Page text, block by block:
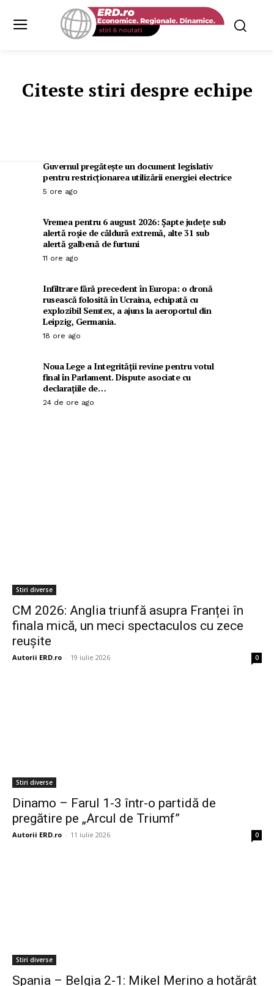
Citeste stiri despre echipe
Guvernul pregătește un document legislativ
pentru restricționarea utilizării energiei electrice
5 ore ago
Vremea pentru 6 august 2026: Șapte județe sub
alertă roșie de căldură extremă, alte 31 sub
alertă galbenă de furtuni
11 ore ago
Infiltrare fără precedent în Europa: o dronă
rusească folosită în Ucraina, echipată cu
explozibil Semtex, a ajuns la aeroportul din
Leipzig, Germania.
18 ore ago
Noua Lege a Integrității revine pentru votul
final în Parlament. Dispute asociate cu
declarațiile de…
24 de ore ago
Stiri diverse
CM 2026: Anglia triunfă asupra Franței în
finala mică, un meci spectaculos cu zece
reușite
Autorii ERD.ro - 19 iulie 2026 0
Stiri diverse
Dinamo – Farul 1-3 într-o partidă de
pregătire pe „Arcul de Triumf”
Autorii ERD.ro - 11 iulie 2026 0
Stiri diverse
Spania – Belgia 2-1: Mikel Merino a hotărât